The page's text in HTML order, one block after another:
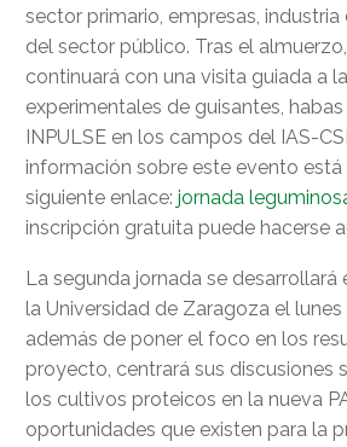
sector primario, empresas,
del sector público. Tras el
continuará con una visita guiada a
experimentales de guisantes,
INPULSE en los campos del IAS-
información sobre este evento
siguiente enlace: jornada
inscripción gratuita puede hacerse
La segunda jornada se desarrollará
la Universidad de Zaragoza el lunes
además de poner el foco en los
proyecto, centrará sus discusiones
los cultivos proteicos en la nueva
oportunidades que existen para la